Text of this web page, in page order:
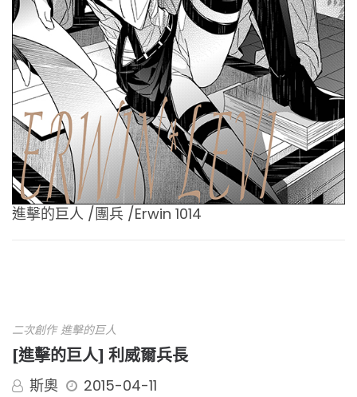
進擊的巨人 /團兵 /Erwin 1014
二次創作 進擊的巨人
[進擊的巨人] 利威爾兵長
斯奧 2015-04-11